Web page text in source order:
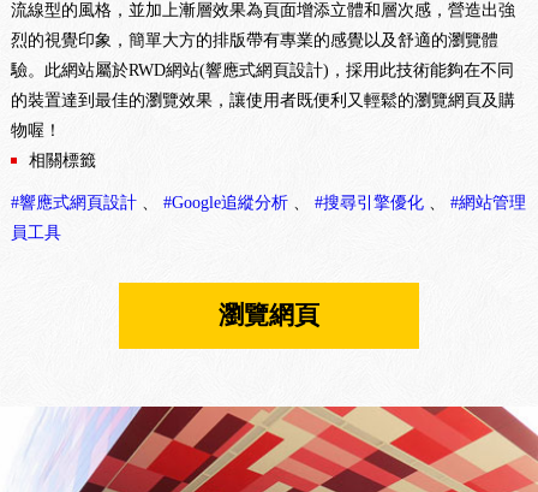
流線型的風格，並加上漸層效果為頁面增添立體和層次感，營造出強
烈的視覺印象，簡單大方的排版帶有專業的感覺以及舒適的瀏覽體
驗。此網站屬於RWD網站(響應式網頁設計)，採用此技術能夠在不同
的裝置達到最佳的瀏覽效果，讓使用者既便利又輕鬆的瀏覽網頁及購
物喔！
相關標籤
#響應式網頁設計 、 #Google追縱分析 、 #搜尋引擎優化 、 #網站管理
員工具
瀏覽網頁